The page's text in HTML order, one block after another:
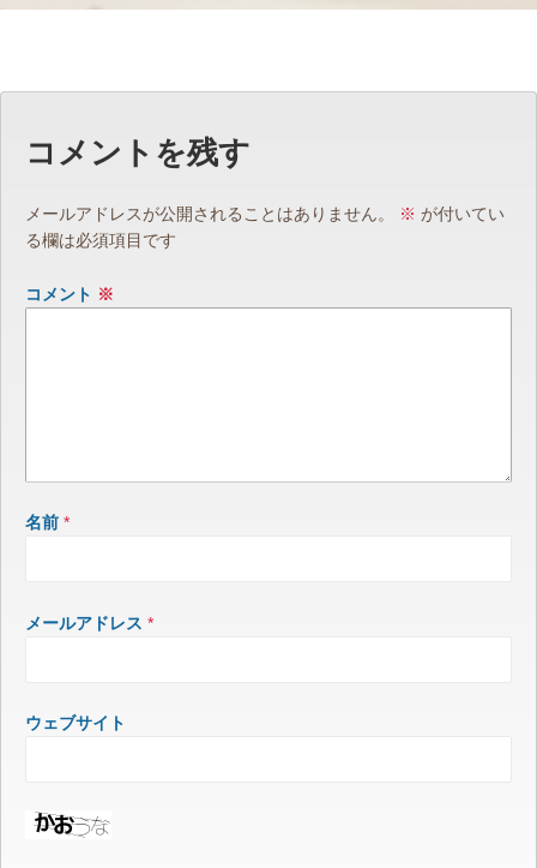
コメントを残す
メールアドレスが公開されることはありません。 ※ が付いてい
る欄は必須項目です
コメント ※
名前 *
メールアドレス *
ウェブサイト